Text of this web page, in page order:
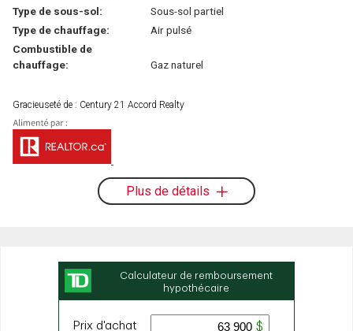
Type de sous-sol:
Sous-sol partiel
Type de chauffage:
Air pulsé
Combustible de
chauffage:
Gaz naturel
Gracieuseté de : Century 21 Accord Realty
Plus de détails